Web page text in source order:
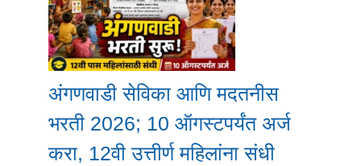
अंगणवाडी सेविका आणि मदतनीस
भरती 2026; 10 ऑगस्टपर्यंत अर्ज
करा, 12वी उत्तीर्ण महिलांना संधी